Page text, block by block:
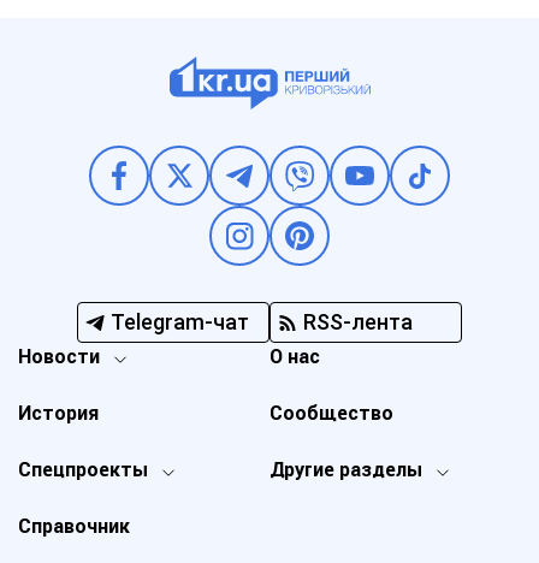
Telegram-чат RSS-лента
Новости
Спецпроекты Другие разделы
История
О нас
Справочник
Сообщество